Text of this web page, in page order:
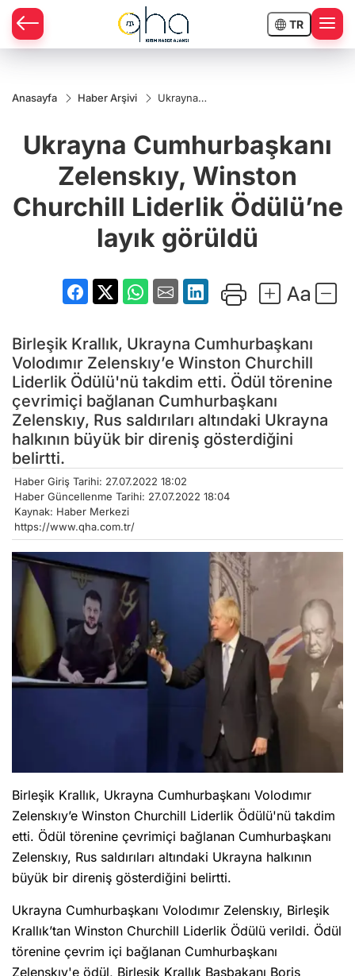
TR
Anasayfa Haber Arşivi
Ukrayna
Winston
Churchill
Ödülü’ne layık
görüldü
Ukrayna Cumhurbaşkanı
Zelenskıy, Winston
Churchill Liderlik Ödülü’ne
layık görüldü
Birleşik Krallık, Ukrayna Cumhurbaşkanı
Volodımır Zelenskıy’e Winston Churchill
Liderlik Ödülü'nü takdim etti. Ödül törenine
çevrimiçi bağlanan Cumhurbaşkanı
Zelenskıy, Rus saldırıları altındaki Ukrayna
halkının büyük bir direniş gösterdiğini
belirtti.
Haber Giriş Tarihi: 27.07.2022 18:02
Haber Güncellenme Tarihi: 27.07.2022 18:04
Kaynak: Haber Merkezi
https://www.qha.com.tr/
Birleşik Krallık, Ukrayna Cumhurbaşkanı Volodımır
Zelenskıy’e Winston Churchill Liderlik Ödülü'nü takdim
etti. Ödül törenine çevrimiçi bağlanan Cumhurbaşkanı
Zelenskıy, Rus saldırıları altındaki Ukrayna halkının
büyük bir direniş gösterdiğini belirtti.
Ukrayna Cumhurbaşkanı Volodımır Zelenskıy, Birleşik
Krallık’tan Winston Churchill Liderlik Ödülü verildi. Ödül
törenine çevrim içi bağlanan Cumhurbaşkanı
Zelenskıy'e ödül, Birleşik Krallık Başbakanı Boris